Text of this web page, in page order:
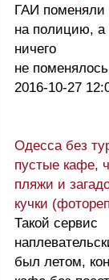
ГАИ поменяли
на полицию, а
ничего
не
2016-10-27
Одесса без
пустые кафе,
пляжи и
кучки
Такой сервис
был летом,